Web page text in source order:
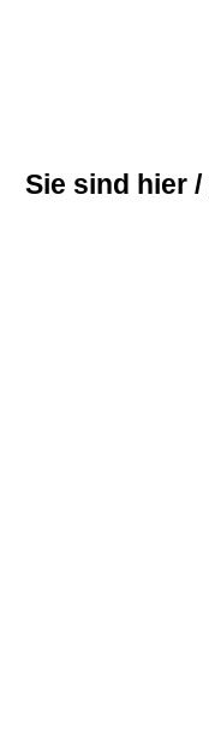
Sie sind hier /